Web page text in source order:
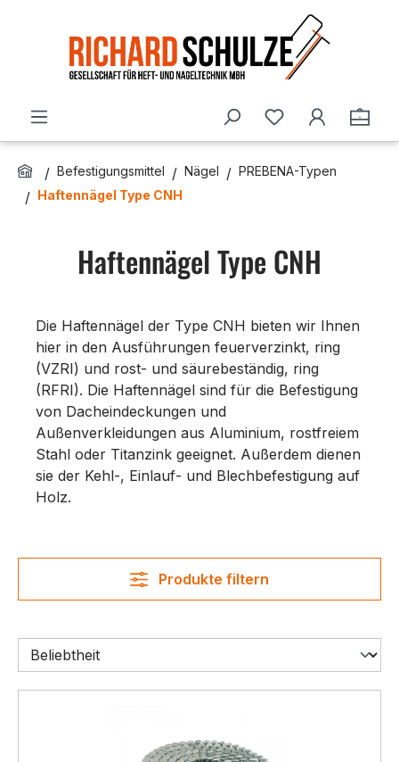
Du hast 0
Befestigungsmittel Nägel
PREBENA-Typen
Haftennägel Type CNH
Haftennägel Type CNH
Die Haftennägel der Type CNH bieten wir Ihnen
hier in den Ausführungen feuerverzinkt, ring
(VZRI) und rost- und säurebeständig, ring
(RFRI). Die Haftennägel sind für die Befestigung
von Dacheindeckungen und
Außenverkleidungen aus Aluminium, rostfreiem
Stahl oder Titanzink geeignet. Außerdem dienen
sie der Kehl-, Einlauf- und Blechbefestigung auf
Holz.
Produkte filtern